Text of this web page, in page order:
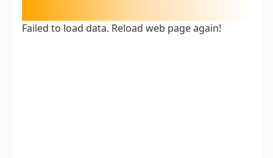
Failed to load data. Reload web page again!